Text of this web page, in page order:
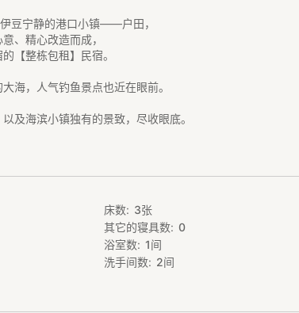
豆宁静的港口小镇——户田，
、精心改造而成，
【整栋包租】民宿。
海，人气钓鱼景点也近在眼前。
及海滨小镇独有的景致，尽收眼底。
——
好友同行，均可宽敞舒适地使用。院内设有停车场，房车
的海水浴场尽情戏水，充分享受大自然的魅力。户田也以
床数 3张
其它的寝具数
0
浴室数
1间
洗手间数
2间